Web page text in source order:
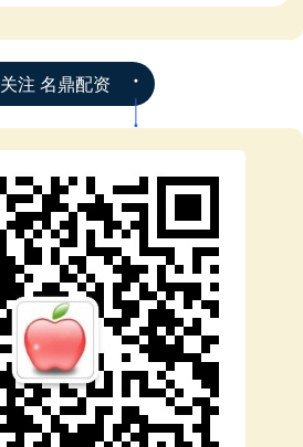
关注 名鼎配资